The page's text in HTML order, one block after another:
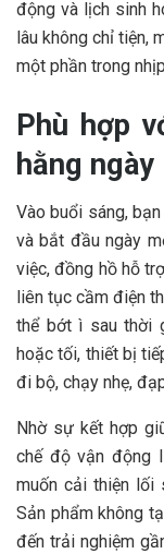
động và lịch sinh
lâu không chỉ tiện,
một phần trong
Phù hợp
hằng ngày
Vào buổi sáng,
và bắt đầu ngày
việc, đồng hồ hỗ
liên tục cầm điện
thể bớt ì sau thời
hoặc tối, thiết bị
đi bộ, chạy nhẹ,
Nhờ sự kết hợp
chế độ vận động
muốn cải thiện lối
Sản phẩm không
đến trải nghiệm